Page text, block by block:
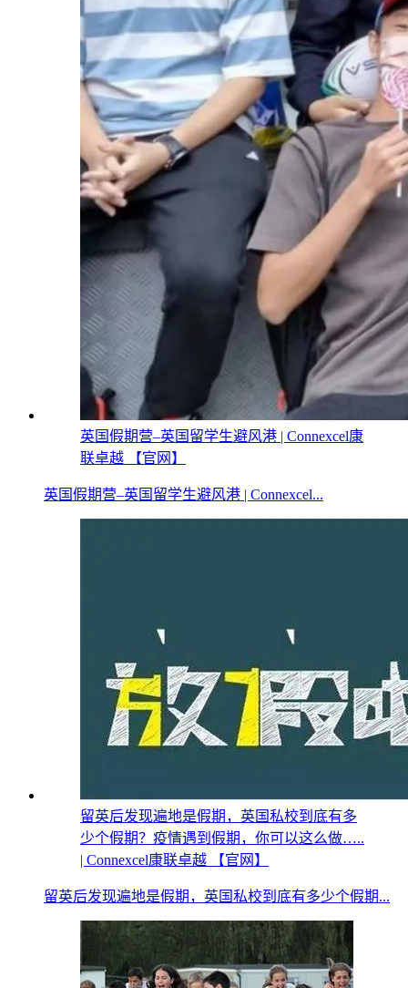
英国假期营–英国留学生避风港 | Connexcel康
联卓越 【官网】
英国假期营–英国留学生避风港 | Connexcel...
留英后发现遍地是假期，英国私校到底有多
少个假期？疫情遇到假期，你可以这么做…..
| Connexcel康联卓越 【官网】
留英后发现遍地是假期，英国私校到底有多少个假期...